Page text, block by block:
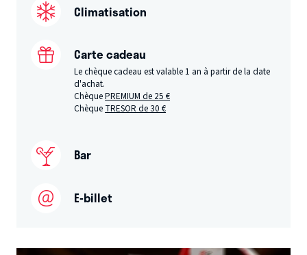
Climatisation
Carte cadeau
Le chèque cadeau est valable 1 an à partir de la date
d'achat.
ChèquePREMIUM de 25 €
Chèque TRESOR de 30 €
Bar
E-billet